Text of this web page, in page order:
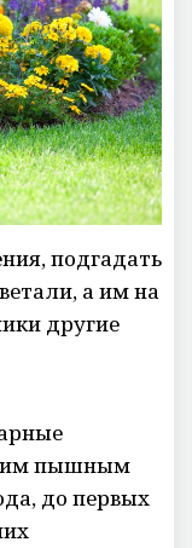
подгадать
а им на
другие
пышным
до первых